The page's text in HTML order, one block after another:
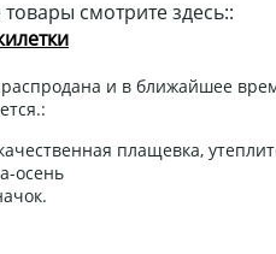
смотрите здесь::
и в ближайшее
плащевка,
осень